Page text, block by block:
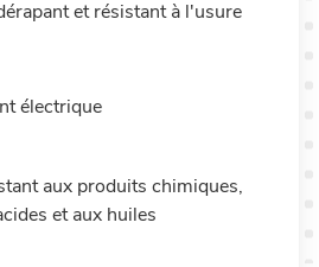
et résistant à l'usure
électrique
aux produits chimiques,
et aux huiles